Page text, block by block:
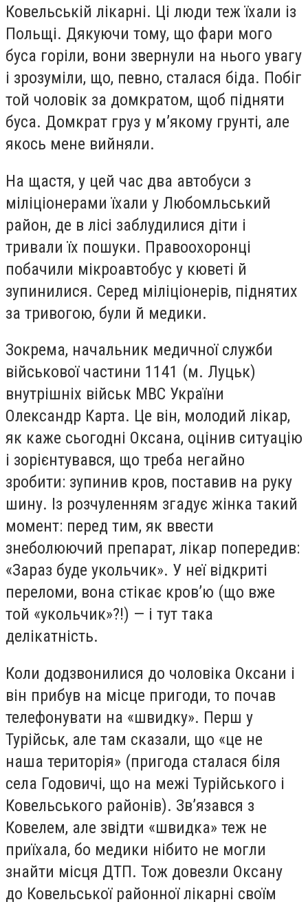
Ковельській лікарні. Ці люди теж їхали із
Польщі. Дякуючи тому, що фари мого
буса горіли, вони звернули на нього увагу
і зрозуміли, що, певно, сталася біда. Побіг
той чоловік за домкратом, щоб підняти
буса. Домкрат груз у м’якому грунті, але
якось мене вийняли.
На щастя, у цей час два автобуси з
міліціонерами їхали у Любомльський
район, де в лісі заблудилися діти і
тривали їх пошуки. Правоохоронці
побачили мікроавтобус у кюветі й
зупинилися. Серед міліціонерів, піднятих
за тривогою, були й медики.
Зокрема, начальник медичної служби
військової частини 1141 (м. Луцьк)
внутрішніх військ МВС України
Олександр Карта. Це він, молодий лікар,
як каже сьогодні Оксана, оцінив ситуацію
і зорієнтувався, що треба негайно
зробити: зупинив кров, поставив на руку
шину. Із розчуленням згадує жінка такий
момент: перед тим, як ввести
знеболюючий препарат, лікар попередив:
«Зараз буде укольчик». У неї відкриті
переломи, вона стікає кров’ю (що вже
той «укольчик»?!) — і тут така
делікатність.
Коли додзвонилися до чоловіка Оксани і
він прибув на місце пригоди, то почав
телефонувати на «швидку». Перш у
Турійськ, але там сказали, що «це не
наша територія» (пригода сталася біля
села Годовичі, що на межі Турійського і
Ковельського районів). Зв’язався з
Ковелем, але звідти «швидка» теж не
приїхала, бо медики нібито не могли
знайти місця ДТП. Тож довезли Оксану
до Ковельської районної лікарні своїм